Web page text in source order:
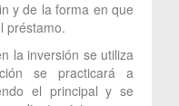
y de la forma en que
préstamo.
la inversión se utiliza
se practicará a
el principal y se